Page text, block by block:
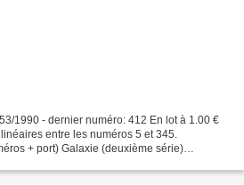
1990 - dernier numéro: 412 En lot à 1.00 €
entre les numéros 5 et 345.
+ port) Galaxie (deuxième série)